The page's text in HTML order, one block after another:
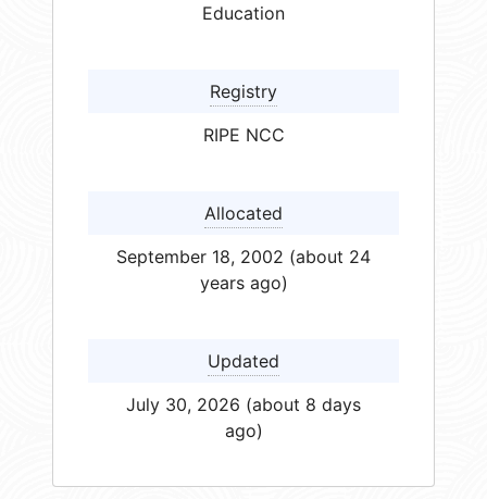
Education
Registry
RIPE NCC
Allocated
September 18, 2002 (about 24
years ago)
Updated
July 30, 2026 (about 8 days
ago)